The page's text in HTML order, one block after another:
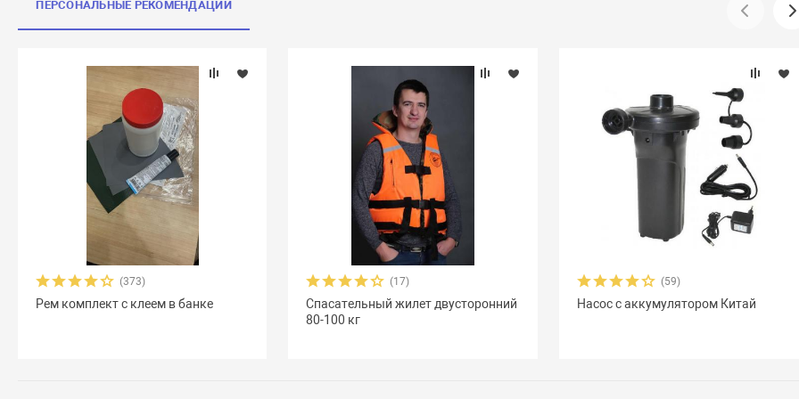
ПЕРСОНАЛЬНЫЕ РЕКОМЕНДАЦИИ
(373)
Рем комплект с клеем в банке
(17)
Спасательный жилет двусторонний
80-100 кг
(59)
Насос с аккумулятором Китай